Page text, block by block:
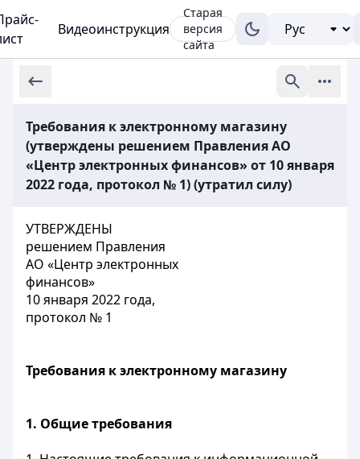
Видеоинструкция
Старая
версия
сайта
Требования к электронному магазину
(утверждены решением Правления АО
«Центр электронных финансов» от 10 января
2022 года, протокол № 1) (утратил силу)
УТВЕРЖДЕНЫ
решением Правления
АО «Центр электронных
финансов»
10 января 2022 года,
протокол № 1
Требования к электронному магазину
1. Общие требования